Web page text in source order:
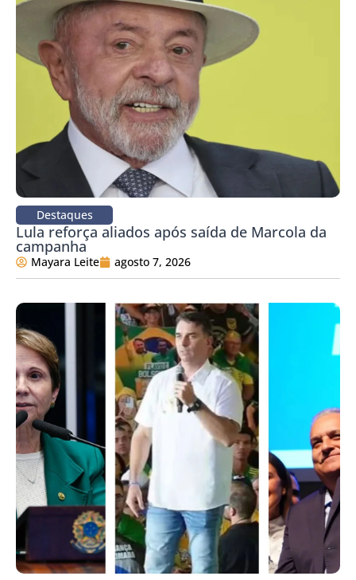
Destaques
Lula reforça aliados após saída de Marcola da
campanha
Mayara Leite agosto 7, 2026